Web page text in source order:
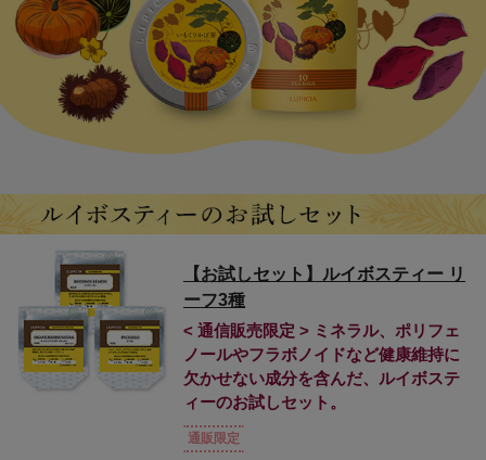
【お試しセット】ルイボスティー リ
ーフ3種
< 通信販売限定 > ミネラル、ポリフェ
ノールやフラボノイドなど健康維持に
欠かせない成分を含んだ、ルイボステ
ィーのお試しセット。
通販限定